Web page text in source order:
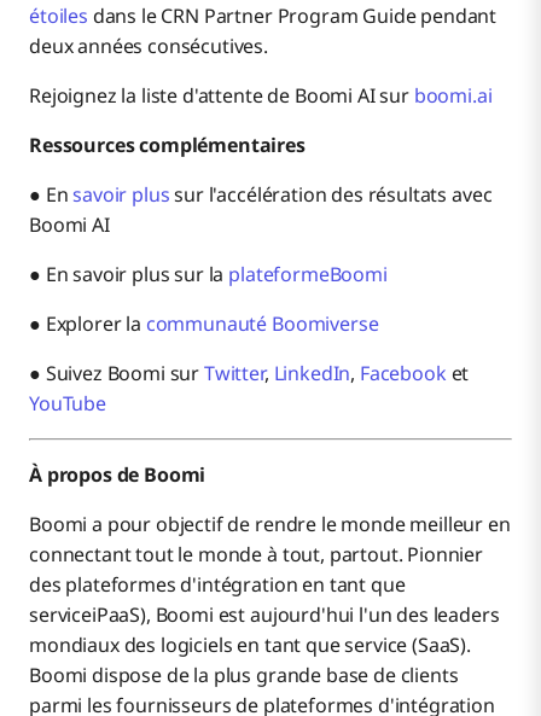
étoiles dans le CRN Partner Program Guide pendant
deux années consécutives.
Rejoignez la liste d'attente de Boomi AI sur boomi.ai
Ressources complémentaires
● Ensavoir plussur l'accélération des résultats avec
Boomi AI
● En savoir plus sur la plateformeBoomi
● Explorer la communauté Boomiverse
● Suivez Boomi surTwitter, LinkedIn, Facebook et
YouTube
À propos de Boomi
Boomi a pour objectif de rendre le monde meilleur en
connectant tout le monde à tout, partout. Pionnier
des plateformes d'intégration en tant que
serviceiPaaS), Boomi est aujourd'hui l'un des leaders
mondiaux des logiciels en tant que service (SaaS).
Boomi dispose de la plus grande base de clients
parmi les fournisseurs de plateformes d'intégration